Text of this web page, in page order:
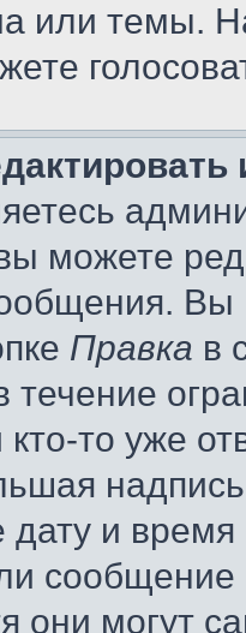
или темы.
можете
Вы
Правка в
течение
кто-то уже
дату и
они могут